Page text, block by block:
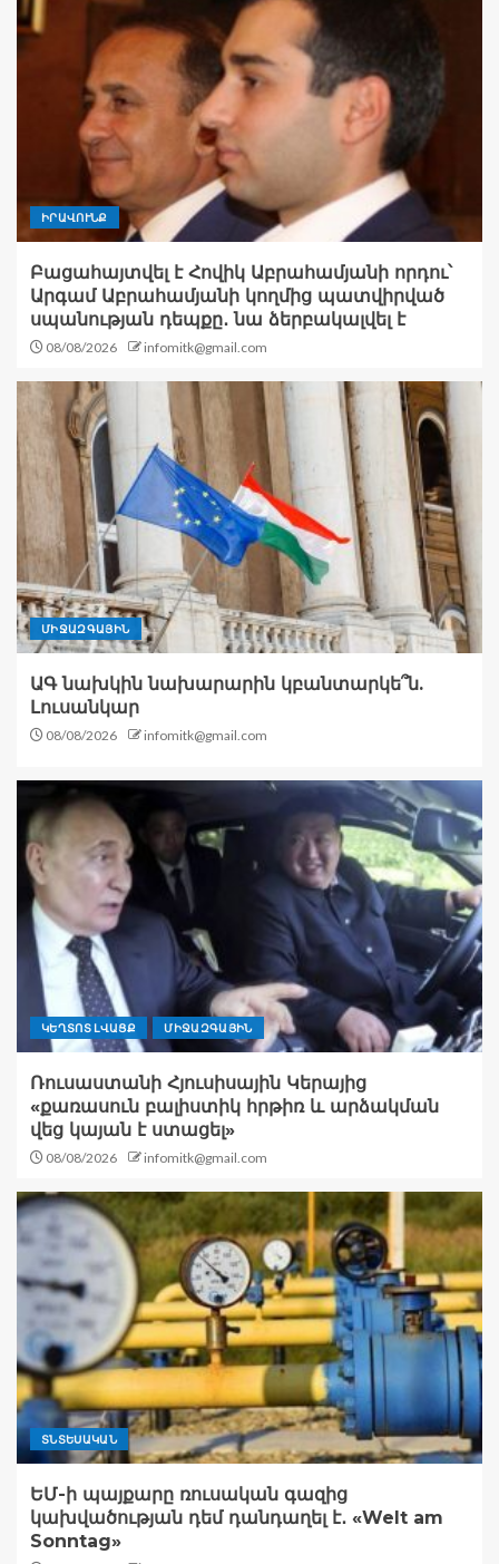
ԻՐԱՎՈՒՆՔ
Բացահայտվել է Հովիկ Աբրահամյանի որդու՝
Արգամ Աբրահամյանի կողմից պատվիրված
սպանության դեպքը․ նա ձերբակալվել է
08/08/2026 infomitk@gmail.com
ՄԻՋԱԶԳԱՅԻՆ
ԱԳ նախկին նախարարին կբանտարկե՞ն.
Լուսանկար
08/08/2026 infomitk@gmail.com
ԿԵՂՏՈՏ ԼՎԱՑՔ ՄԻՋԱԶԳԱՅԻՆ
Ռուսաստանի Հյուսիսային Կերայից
«քառասուն բալիստիկ հրթիռ և արձակման
վեց կայան է ստացել»
08/08/2026 infomitk@gmail.com
ՏՆՏԵՍԱԿԱՆ
ԵՄ-ի պայքարը ռուսական գազից
կախվածության դեմ դանդաղել է․ «Welt am
Sonntag»